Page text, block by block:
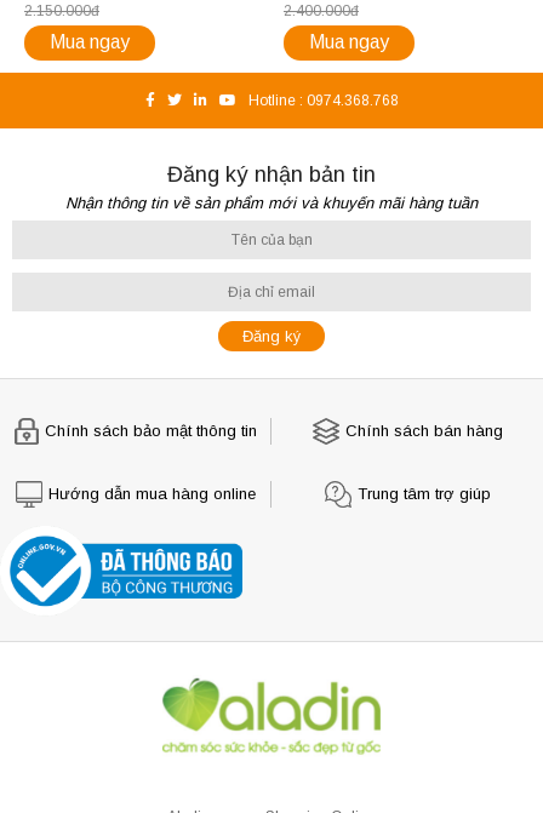
2.150.000đ
Mua ngay
2.400.000đ
Mua ngay
Hotline : 0974.368.768
Đăng ký nhận bản tin
Nhận thông tin về sản phẩm mới và khuyến mãi hàng tuần
Chính sách bảo mật thông tin Chính sách bán hàng
Hướng dẫn mua hàng online Trung tâm trợ giúp